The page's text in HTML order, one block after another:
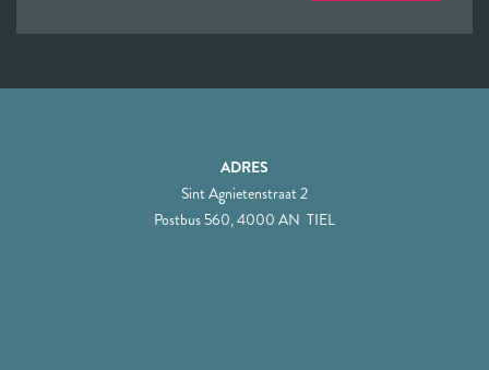
ADRES
Sint Agnietenstraat 2
Postbus 560, 4000 AN TIEL